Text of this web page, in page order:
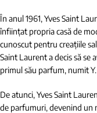
În anul 1961, Yves Saint
înființat propria casă de
cunoscut pentru creațiile
Saint Laurent a decis să se
primul său parfum, numit Y.
De atunci, Yves Saint
de parfumuri, devenind un